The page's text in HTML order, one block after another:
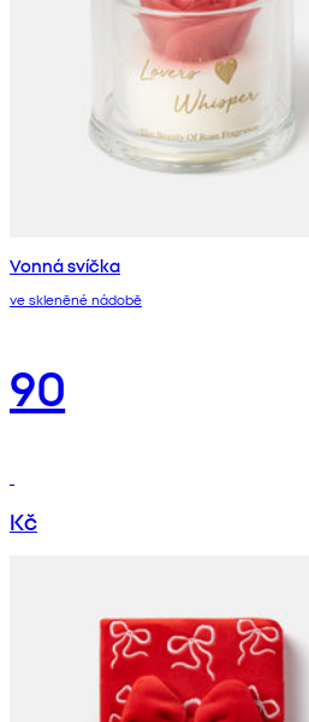
Vonná svíčka
ve skleněné nádobě
90
Kč